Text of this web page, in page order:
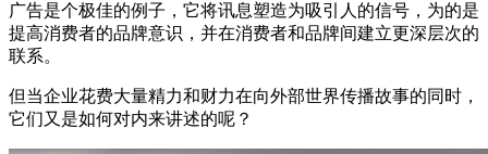
广告是个极佳的例子，它将讯息塑造为吸引人的信号，为的是
提高消费者的品牌意识，并在消费者和品牌间建立更深层次的
联系。
但当企业花费大量精力和财力在向外部世界传播故事的同时，
它们又是如何对内来讲述的呢？